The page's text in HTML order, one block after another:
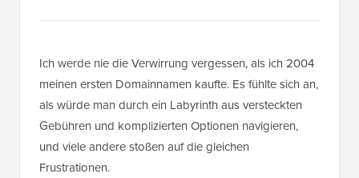
Ich werde nie die Verwirrung vergessen, als ich 2004
meinen ersten Domainnamen kaufte. Es fühlte sich an,
als würde man durch ein Labyrinth aus versteckten
Gebühren und komplizierten Optionen navigieren,
und viele andere stoßen auf die gleichen
Frustrationen.